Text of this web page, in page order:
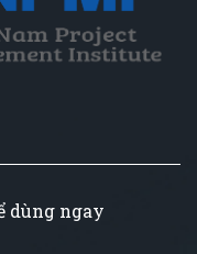
dùng ngay